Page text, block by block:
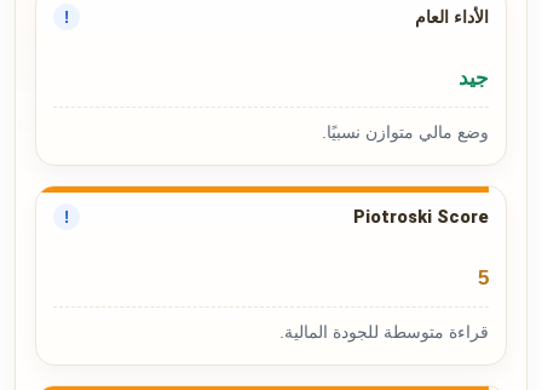
الأداء العام !
جيد
وضع مالي متوازن نسبيًا.
Piotroski Score
!
5
قراءة متوسطة للجودة المالية.